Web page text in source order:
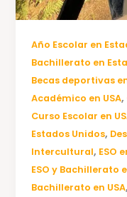
Año Escolar en
Bachillerato en
Becas deportivas
Académico en USA,
Curso Escolar en
Estados Unidos,
Intercultural, ESO
ESO y Bachillerato
Bachillerato en USA,